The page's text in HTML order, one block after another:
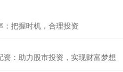
资交易平台正成为投资者解锁财富
这些平台使投资者能够放大其投资
：把握时机，合理投资
：助力股市投资，实现财富梦想